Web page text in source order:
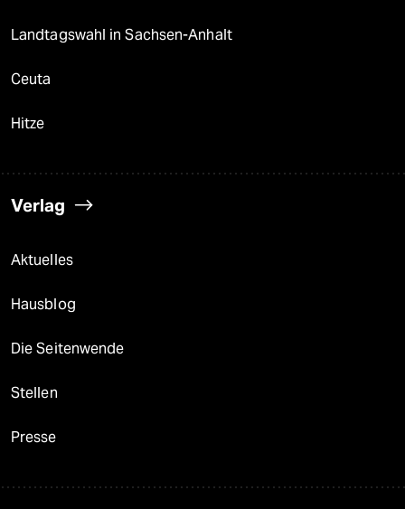
Landtagswahl in Sachsen-Anhalt
Ceuta
Hitze
Verlag
Aktuelles
Hausblog
Die Seitenwende
Stellen
Presse